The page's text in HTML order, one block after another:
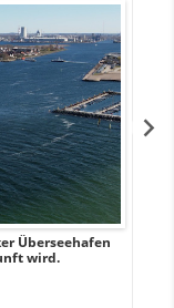
Überseehafen
wird.